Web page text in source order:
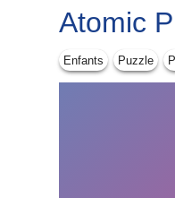
Atomic
Enfants Puzzle